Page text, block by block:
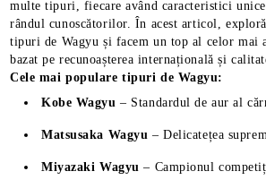
multe tipuri, fiecare având caracteristici
rândul cunoscătorilor. În acest articol,
tipuri de Wagyu și facem un top al celor mai
bazat pe recunoașterea internațională și
Cele mai populare tipuri de Wagyu:
Kobe Wagyu – Standardul de aur al
Matsusaka Wagyu – Delicatețea
Miyazaki Wagyu – Campionul